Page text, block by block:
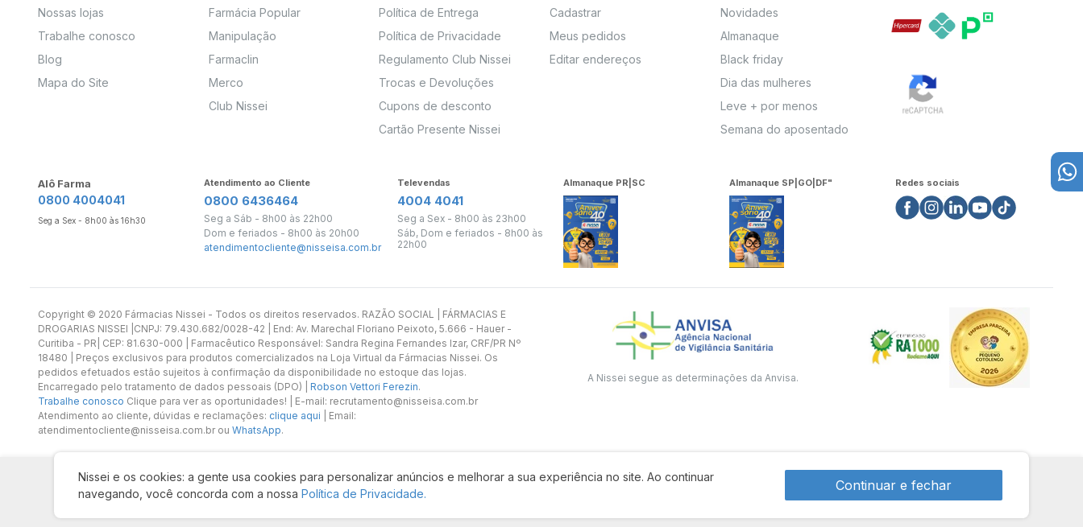
Nissei e os cookies: a gente usa cookies para personalizar anúncios e melhorar a sua experiência no site. Ao continuar
navegando, você concorda com a nossaPolítica de Privacidade.
Continuar e fechar
Nossas lojas
Trabalhe conosco
Blog
Mapa do Site
Farmácia Popular
Manipulação
Farmaclin
Merco
Club Nissei
Política de Entrega
Política de Privacidade
Regulamento Club Nissei
Trocas e Devoluções
Cupons de desconto
Cartão Presente Nissei
Cadastrar
Meus pedidos
Editar endereços
Novidades
Almanaque
Black friday
Dia das mulheres
Leve + por menos
Semana do aposentado
Alô Farma
0800 4004041
Seg a Sex - 8h00 às 16h30
Atendimento ao Cliente
0800 6436464
Seg a Sáb - 8h00 às 22h00
Dom e feriados - 8h00 às 20h00
atendimentocliente@nisseisa.com.br
Televendas
4004 4041
Seg a Sex - 8h00 às 23h00
Sáb, Dom e feriados - 8h00 às
22h00
Almanaque PR|SC Almanaque SP|GO|DF" Redes sociais
Copyright ©️ 2020 Fármacias Nissei - Todos os direitos reservados. RAZÃO SOCIAL | FÁRMACIAS E
DROGARIAS NISSEI |CNPJ: 79.430.682/0028-42 | End: Av. Marechal Floriano Peixoto, 5.666 - Hauer -
Curitiba - PR| CEP: 81.630-000 | Farmacêutico Responsável: Sandra Regina Fernandes Izar, CRF/PR Nº
18480 | Preços exclusivos para produtos comercializados na Loja Virtual da Fármacias Nissei. Os
pedidos efetuados estão sujeitos à confirmação da disponibilidade no estoque das lojas.
Encarregado pelo tratamento de dados pessoais (DPO) | Robson Vettori Ferezin.
Trabalhe conosco Clique para ver as oportunidades! | E-mail: recrutamento@nisseisa.com.br
Atendimento ao cliente, dúvidas e reclamações: clique aqui | Email:
atendimentocliente@nisseisa.com.br ou WhatsApp.
A Nissei segue as determinações da Anvisa.
Desenvolvido por: